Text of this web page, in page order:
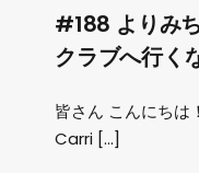
#188 よりみ
クラブへ行く
皆さん こんにちは
Carri […]